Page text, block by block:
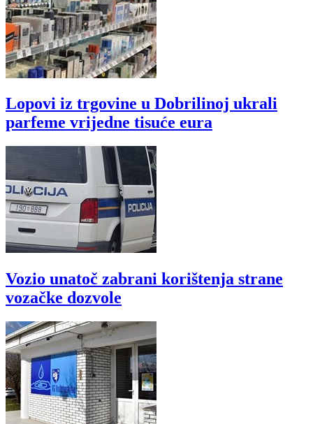
Lopovi iz trgovine u Dobrilinoj ukrali
parfeme vrijedne tisuće eura
Vozio unatoč zabrani korištenja strane
vozačke dozvole